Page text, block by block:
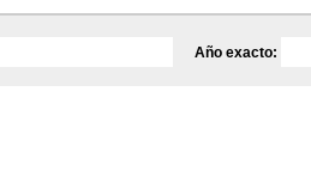
Año exacto: